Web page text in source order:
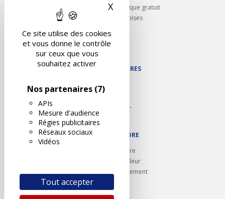
Ce site utilise des cookies
et vous donne le contrôle
sur ceux que vous
souhaitez activer
Nos partenaires (7)
APIs
Mesure d'audience
Régies publicitaires
Réseaux sociaux
Vidéos
Tout accepter
X Masquer le bandeau des
Rappel contrôle technique gratuit
Partenariats/Remises
Contact
NOS PARTENAIRES
Autodidact
Karoil
Autovision PL
Motovision
NOUS REJOINDRE
Ouvrir un centre
Devenez contrôleur
Carrières et recrutement